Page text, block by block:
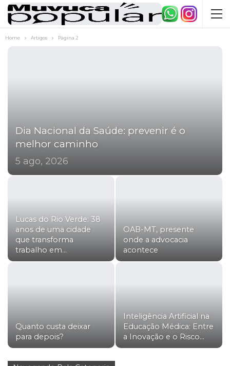
Home Artigos Página 2
Dia Nacional da Saúde: prevenir é o
melhor caminho
5 ago, 2026
Lucas do Rio Verde: 38
anos de uma cidade
que transforma
trabalho em…
OAB-MT, presente
onde a advocacia
acontece
Quanto custa deixar
para depois?
Inteligência Artificial na
Educação Médica: Entre
a Inovação e o Risco…